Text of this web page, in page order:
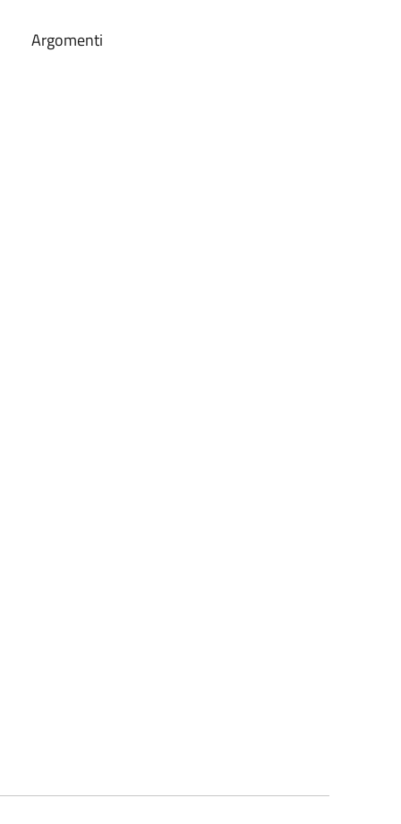
Argomenti